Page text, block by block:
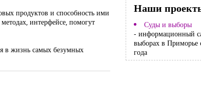
продуктов и способность ими
интерфейсе, помогут
в жизнь самых безумных
Наши
Суды и выборы
- информационный
выборах в Приморье
года